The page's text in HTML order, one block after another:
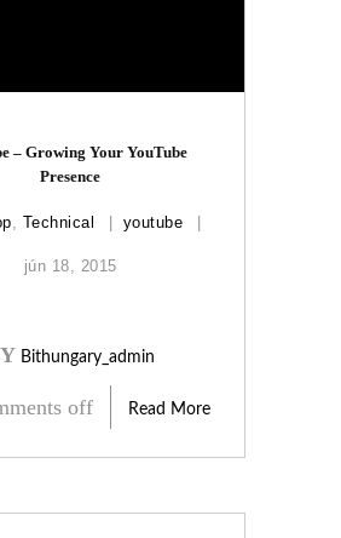
– Growing Your YouTube
Presence
, Technical youtube
jún 18, 2015
Bithungary_admin
off Read More